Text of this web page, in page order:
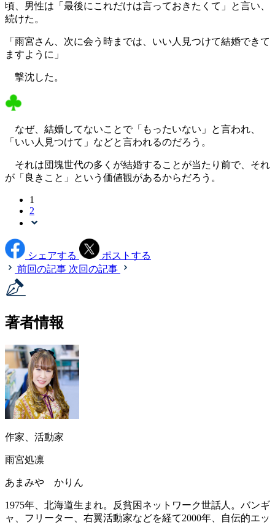
頃、男性は「最後にこれだけは言っておきたくて」と言い、
続けた。
「雨宮さん、次に会う時までは、いい人見つけて結婚できて
ますように」
撃沈した。
なぜ、結婚してないことで「もったいない」と言われ、
「いい人見つけて」などと言われるのだろう。
それは団塊世代の多くが結婚することが当たり前で、それ
が「良きこと」という価値観があるからだろう。
1
2
シェアする
ポストする
前回の記事 次回の記事
著者情報
作家、活動家
雨宮処凛
あまみや かりん
1975年、北海道生まれ。反貧困ネットワーク世話人。バンギ
ャ、フリーター、右翼活動家などを経て2000年、自伝的エッ